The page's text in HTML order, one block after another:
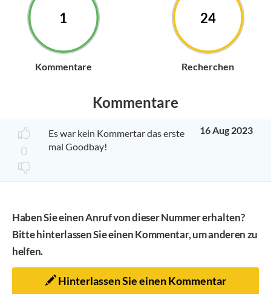
1
Kommentare
24
Recherchen
Kommentare
0
16 Aug 2023
Es war kein Kommertar das erste
mal Goodbay!
Haben Sie einen Anruf von dieser Nummer erhalten?
Bitte hinterlassen Sie einen Kommentar, um anderen zu
helfen.
Hinterlassen Sie einen Kommentar